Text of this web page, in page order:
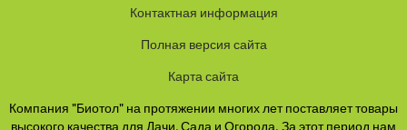
Контактная информация
Полная версия сайта
Карта сайта
Компания "Биотол" на протяжении многих лет поставляет товары
высокого качества для Дачи, Сада и Огорода. За этот период нам